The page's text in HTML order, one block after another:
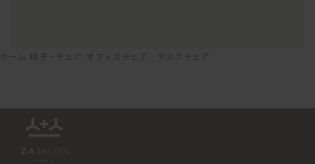
ホーム 椅子・チェア オフィスチェア・デスクチェア